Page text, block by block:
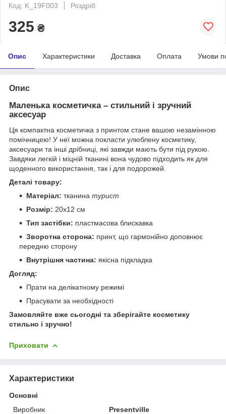
Код: K_19F003
Роздріб
325 ₴
Опис Характеристики Доставка Оплата Умови
Опис
Маленька косметичка – стильний і зручний
аксесуар
Ця компактна косметичка з принтом стане вашою незамінною
помічницею! У неї можна покласти улюблену косметику,
аксесуари та інші дрібниці, які завжди мають бути під рукою.
Завдяки легкій і міцній тканині вона чудово підходить як для
щоденного використання, так і для подорожей.
Деталі товару:
Матеріал: тканина турист
Розмір: 20х12 см
Тип застібки: пластмасова блискавка
Зворотна сторона: принт, що гармонійно доповнює
передню сторону
Внутрішня частина: якісна підкладка
Догляд:
Прати на делікатному режимі
Прасувати за необхідності
Замовляйте вже сьогодні та зберігайте косметику
стильно і зручно!
Приховати
Характеристики
Основні
Виробник
Presentville